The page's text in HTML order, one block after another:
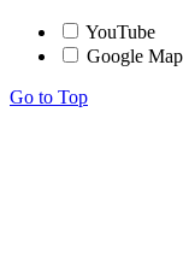
YouTube
Google
Go to Top